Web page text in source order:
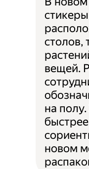
столов,
вещей.
на
быстрее
новом